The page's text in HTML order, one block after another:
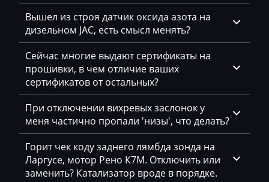
Changan
Changhe
Chery
Chevrolet
Chrysler
Citroen
Claas
CMI
Bosch MG1CS002
S-Tronic Siemens
Siemens PCR2.1
Siemens PPD1.1-1.5
Simos 10xx
Simos 12xx
Simos 16
4E0907560_0261207891_367282
4E0907560_0261208131_368643
4E0907560_0261208132_368645
4E0907560_0261208132_369093
4E0907560_0261208132_370185
4E0907560_0261208147_393273
4E0907560_0261208148_393274
4E0907560_0261208149_368641
Вышел из строя датчик оксида азота на
дизельном JAC, есть смысл менять?
Сейчас многие выдают сертификаты на
прошивки, в чем отличие ваших
сертификатов от остальных?
При отключении вихревых заслонок у
меня частично пропали 'низы', что делать?
Горит чек коду заднего лямбда зонда на
Ларгусе, мотор Рено К7М. Отключить или
заменить? Катализатор вроде в порядке.